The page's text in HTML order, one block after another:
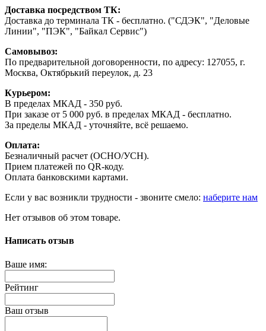
Доставка посредством ТК:
Доставка до терминала ТК - бесплатно. ("СДЭК", "Деловые
Линии", "ПЭК", "Байкал Сервис")
Самовывоз:
По предварительной договоренности, по адресу: 127055, г.
Москва, Октябрький переулок, д. 23
Курьером:
В пределах МКАД - 350 руб.
При заказе от 5 000 руб. в пределах МКАД - бесплатно.
За пределы МКАД - уточняйте, всё решаемо.
Оплата:
Безналичный расчет (ОСНО/УСН).
Прием платежей по QR-коду.
Оплата банковскими картами.
Если у вас возникли трудности - звоните смело: наберите нам
Нет отзывов об этом товаре.
Написать отзыв
Ваше имя:
Рейтинг
Ваш отзыв